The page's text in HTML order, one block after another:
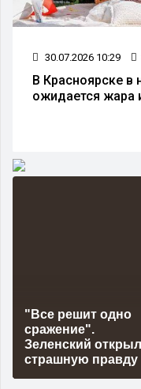
08.07.2026 10:30
В Красноярске
транспорта на
"Все решит одно
сражение".
Зеленский открыл
страшную правду